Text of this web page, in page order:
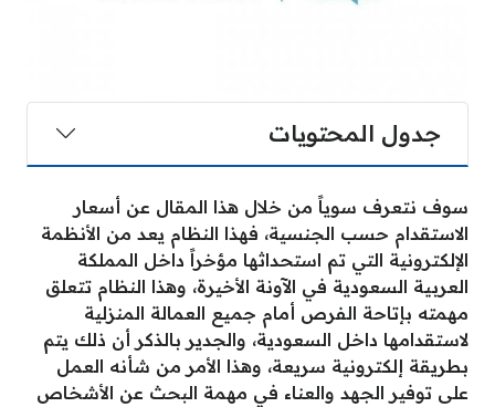
جدول المحتويات
سوف نتعرف سوياً من خلال هذا المقال عن أسعار
الاستقدام حسب الجنسية، فهذا النظام يعد من الأنظمة
الإلكترونية التي تم استحداثها مؤخراً داخل المملكة
العربية السعودية في الآونة الأخيرة، وهذا النظام تتعلق
مهمته بإتاحة الفرص أمام جميع العمالة المنزلية
لاستقدامها داخل السعودية، والجدير بالذكر أن ذلك يتم
بطريقة إلكترونية سريعة، وهذا الأمر من شأنه العمل
على توفير الجهد والعناء في مهمة البحث عن الأشخاص